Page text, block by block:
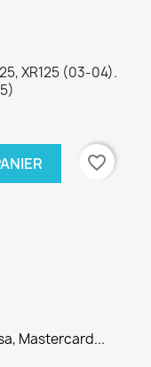
XR125 (03-04).
favorite_border
Mastercard...